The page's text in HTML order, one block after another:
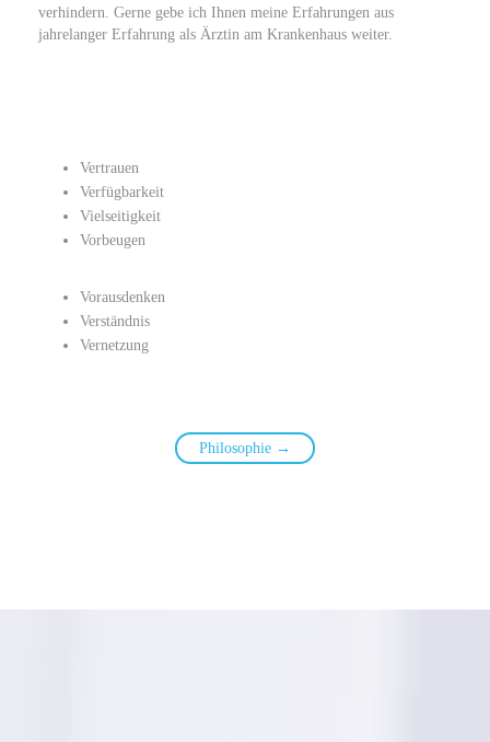
verhindern. Gerne gebe ich Ihnen meine Erfahrungen aus
jahrelanger Erfahrung als Ärztin am Krankenhaus weiter.
Vertrauen
Verfügbarkeit
Vielseitigkeit
Vorbeugen
Vorausdenken
Verständnis
Vernetzung
Philosophie →